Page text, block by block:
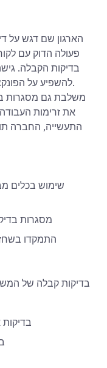
הארגון שם דגש על
פעולה הדוק עם
בדיקות הקבלה.
להשפיע על
את זרימות
התעשייה, החברה
שימוש בכלים
מסגרות
התמקדו
בדיקות קבלה של